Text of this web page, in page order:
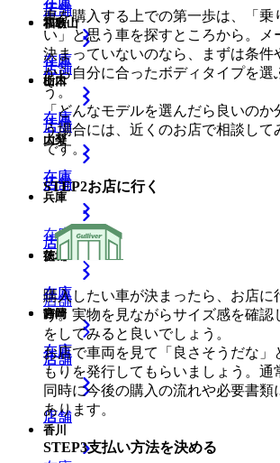
福島
在庫
店舗
店舗
栃木
在庫
店舗
茨城
在庫
店舗
店舗
山梨
在庫
店舗
静岡
在庫
店舗
和歌山
在庫
店舗
兵庫
在庫
店舗
店舗
山口
在庫
店舗
徳島
在庫
店舗
香川
店舗
大分
在庫
店舗
宮崎
在庫
店舗
車を購入する上での第一歩は、「乗
い」と思う車を探すところから。メ
決まっていないのなら、まずは条件
から自分に合ったボディタイプを選
う。
「どんなモデルを選んだら良いのか
う場合には、近くのお店で相談して
です。
STEP2お店に行く
購入したい車が決まったら、お店に
う。実物を見ながらサイズ感を確認
をしてみると良いでしょう。
お店で車両を見て「良さそうだな」
もりを発行してもらいましょう。通
同時に今後の購入の流れや必要書類
あります。
STEP3支払い方法を決める